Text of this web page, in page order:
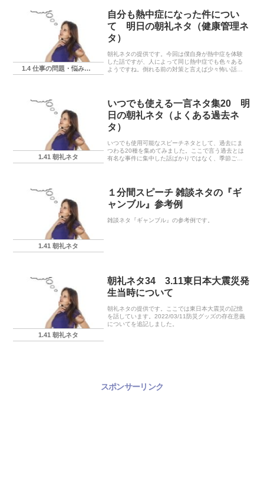
1.4 仕事の問題・悩み・相談
自分も熱中症になった件につい
て 明日の朝礼ネタ（健康管理ネ
タ）
朝礼ネタの提供です。今回は僕自身が熱中症を体験
した話ですが、人によって同じ熱中症でも色々ある
ようですね。倒れる前の対策と言えば少々怖い話で
1.41 朝礼ネタ
いつでも使える一言ネタ集20 明
日の朝礼ネタ（よくある過去ネ
タ）
いつでも使用可能なスピーチネタとして、過去にま
つわる20種を集めてみました。ここで言う過去とは
有名な事件に集中した話ばかりではなく、季節ごと
ってください。
1.41 朝礼ネタ
１分間スピーチ 雑談ネタの『ギ
ャンブル』参考例
雑談ネタ『ギャンブル』の参考例です。
1.41 朝礼ネタ
朝礼ネタ34 3.11東日本大震災発
生当時について
朝礼ネタの提供です。ここでは東日本大震災の記憶
を話しています。2022/03/11防災グッズの存在意義
についてを追記しました。
スポンサーリンク